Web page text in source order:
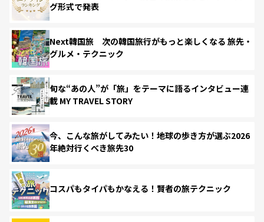
グ形式で発表
Next韓国旅 次の韓国旅行がもっと楽しくなる 旅先・
グルメ・テクニック
旬な“あの人”が「旅」をテーマに語るインタビュー連
載 MY TRAVEL STORY
今、こんな旅がしてみたい！地球の歩き方が選ぶ2026
年絶対行くべき旅先30
コスパもタイパもかなえる！賢者の旅テクニック